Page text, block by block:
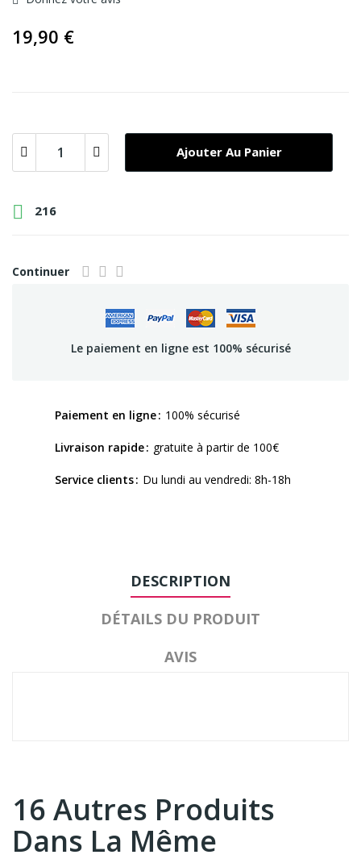
19,90 €
Ajouter Au Panier
 216
Continuer
Le paiement en ligne est 100% sécurisé
Paiement en ligne 100% sécurisé
Livraison rapide gratuite à partir de 100€
Service clients Du lundi au vendredi: 8h-18h
DESCRIPTION
DÉTAILS DU PRODUIT
AVIS
16 Autres Produits
Dans La Même